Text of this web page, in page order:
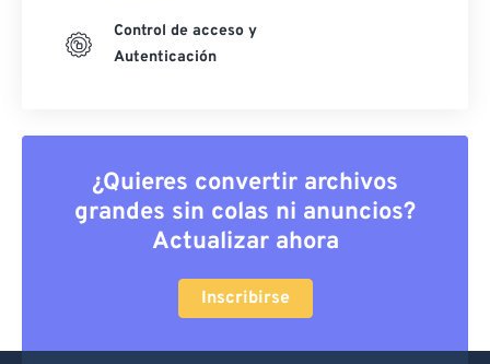
Control de acceso y
Autenticación
¿Quieres convertir archivos
grandes sin colas ni anuncios?
Actualizar ahora
Inscribirse